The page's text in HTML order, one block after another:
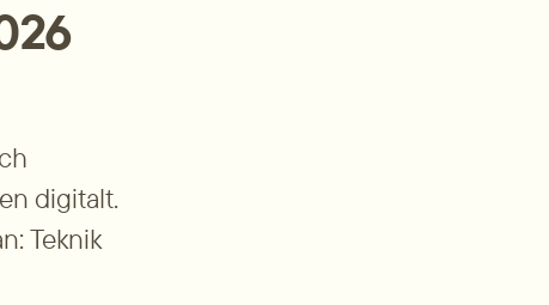
digitalt.
Teknik